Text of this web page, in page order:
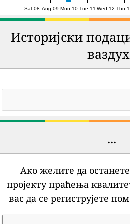
Sat 08 Aug 09 Mon 10 Tue 11 Wed 12 Thu
Историјски
...
Ако желите да
пројекту праћења
вас да се региструјете